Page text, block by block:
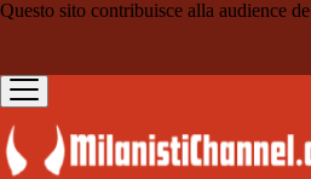
Questo sito contribuisce alla audience de